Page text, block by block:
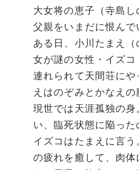
大女将の恵子（寺島し
父親をいまだに恨んで
ある日、小川たまえ
女が謎の女性・イズコ
連れられて天間荘にや
えはのぞみとかなえの
現世では天涯孤独の身
い、臨死状態に陥った
イズコはたまえに言
の疲れを癒して、肉